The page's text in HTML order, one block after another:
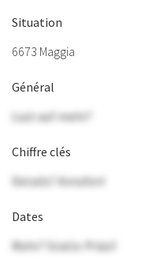
Situation
6673 Maggia
Général
Lust auf mehr?
Chiffre clés
Details? Anrufen!
Dates
Mehr? Gratis-Präsi!